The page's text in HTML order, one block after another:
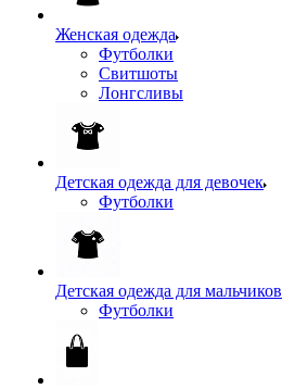
Женская одежда
Футболки
Свитшоты
Лонгсливы
Детская одежда для девочек
Футболки
Детская одежда для мальчиков
Футболки